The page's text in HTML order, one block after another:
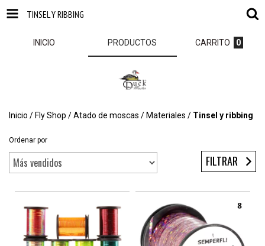
TINSEL Y RIBBING
INICIO PRODUCTOS CARRITO 0
Inicio / Fly Shop /Atado de moscas / Materiales / Tinsel y ribbing
Ordenar por
FILTRAR